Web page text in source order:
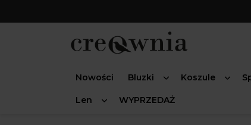
Nowości Bluzki Koszule
Len WYPRZEDAŻ